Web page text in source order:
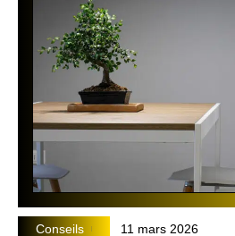
Conseils 11 mars 2026